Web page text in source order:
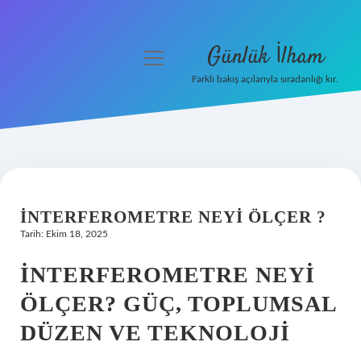
Hakkımızda
menüyü
Günlük İlham
Farklı bakış açılarıyla sıradanlığı kır.
İNTERFEROMETRE NEYI ÖLÇER ?
Tarih: Ekim 18, 2025
İNTERFEROMETRE NEYI
ÖLÇER? GÜÇ, TOPLUMSAL
DÜZEN VE TEKNOLOJI